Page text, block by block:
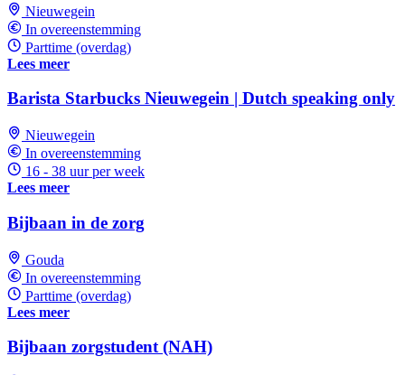
Nieuwegein
In overeenstemming
Parttime (overdag)
Lees meer
Barista Starbucks Nieuwegein | Dutch speaking only
Nieuwegein
In overeenstemming
16 - 38 uur per week
Lees meer
Bijbaan in de zorg
Gouda
In overeenstemming
Parttime (overdag)
Lees meer
Bijbaan zorgstudent (NAH)